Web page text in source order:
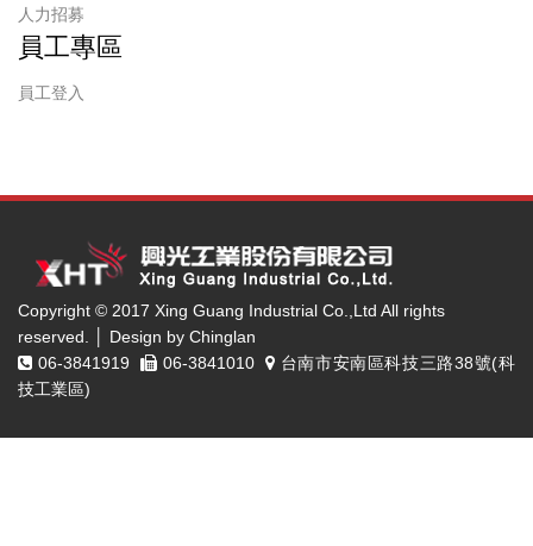
人力招募
員工專區
員工登入
Copyright © 2017 Xing Guang Industrial Co.,Ltd All rights
reserved. │ Design by Chinglan
06-3841919
06-3841010
台南市安南區科技三路38號(科
技工業區)